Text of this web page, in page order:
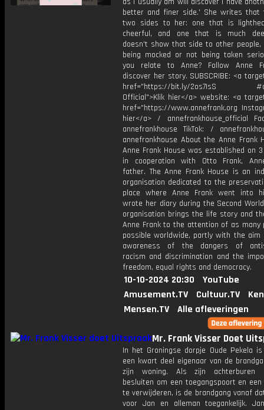
better and finer side.' She writes that
two sides to her: one that is
cheerful, and one that is much
doesn't show that side to other
being mocked or not being taken
you relate to Anne? Follow Anne
discover her story. SUBSCRIBE: <a
href="https://bit.ly/2os7IsS
Official">Klik hier</a> website: <a
href="https://www.annefrank.org
hier</a> / annefrankhouse_official
annefrankhouse TikTok: /
annefrankhouse About the Anne Frank
Anne Frank House was established on 3
in cooperation with Otto Frank,
father. The Anne Frank House is an
organisation dedicated to the
place where Anne Frank went into
wrote her diary during the Second
organisation brings the life story and
Anne Frank to the attention of as many
possible worldwide, partly with the aim
awareness of the dangers of
racism and discrimination and the
freedom, equal rights and democracy.
10-10-2024 20:30
YouTube
Amusement.TV
Cultuur.TV
Mensen.TV
Alle afleveringen
Mr. Frank Visser Doet
In het Groningse dorpje Oude Pekela
een kwart deel eigenaar van de
zijn woning. Als zijn achterburen
besluiten om een toegangspoort en
te verwijderen, is de brandgang vanaf
voor Jan en alleman toegankelijk.